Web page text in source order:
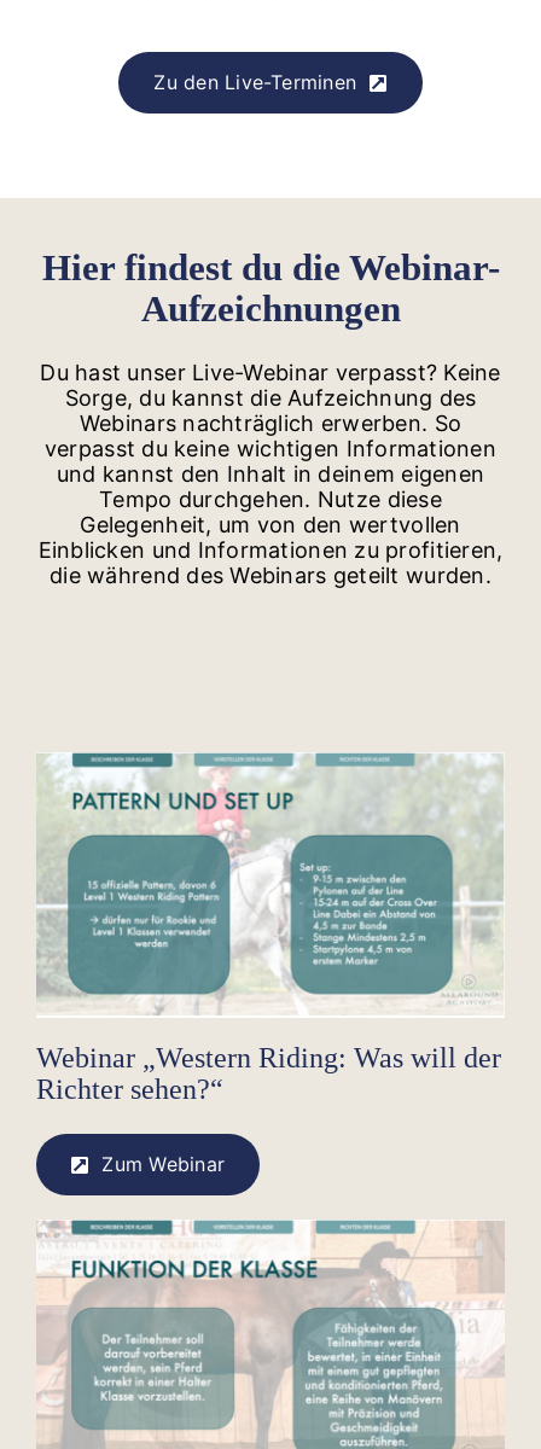
Zu den Live-Terminen
Hier findest du die Webinar-
Aufzeichnungen
Du hast unser Live-Webinar verpasst? Keine
Sorge, du kannst die Aufzeichnung des
Webinars nachträglich erwerben. So
verpasst du keine wichtigen Informationen
und kannst den Inhalt in deinem eigenen
Tempo durchgehen. Nutze diese
Gelegenheit, um von den wertvollen
Einblicken und Informationen zu profitieren,
die während des Webinars geteilt wurden.
Webinar „Western Riding: Was will der
Richter sehen?“
Zum Webinar